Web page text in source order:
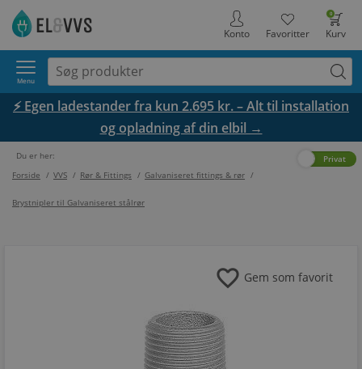
0
Kurv
Favoritter
Konto
Menu
⚡ Egen ladestander fra kun 2.695 kr. – Alt til installation
og opladning af din elbil →
Du er her:
Forside / VVS / Rør & Fittings / Galvaniseret fittings & rør /
Brystnipler til Galvaniseret stålrør
Privat
favorite Gem som favorit